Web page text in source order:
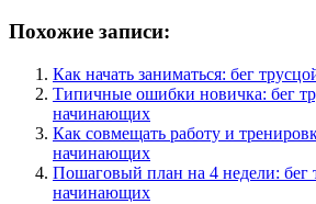
Похожие записи:
Как начать заниматься: бег
Типичные ошибки новичка: бег
начинающих
Как совмещать работу и
начинающих
Пошаговый план на 4 недели: бег
начинающих